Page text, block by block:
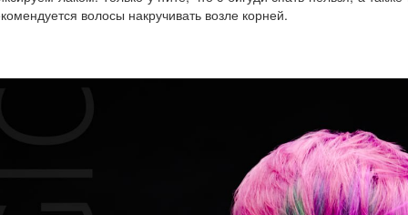
волосы накручивать возле корней.